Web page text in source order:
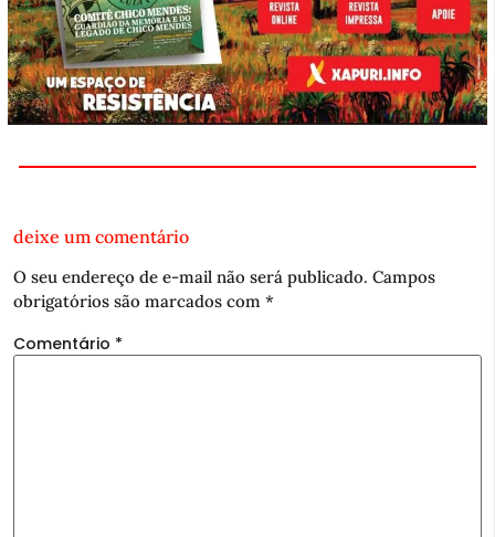
deixe um comentário
O seu endereço de e-mail não será publicado. Campos
obrigatórios são marcados com *
Comentário *